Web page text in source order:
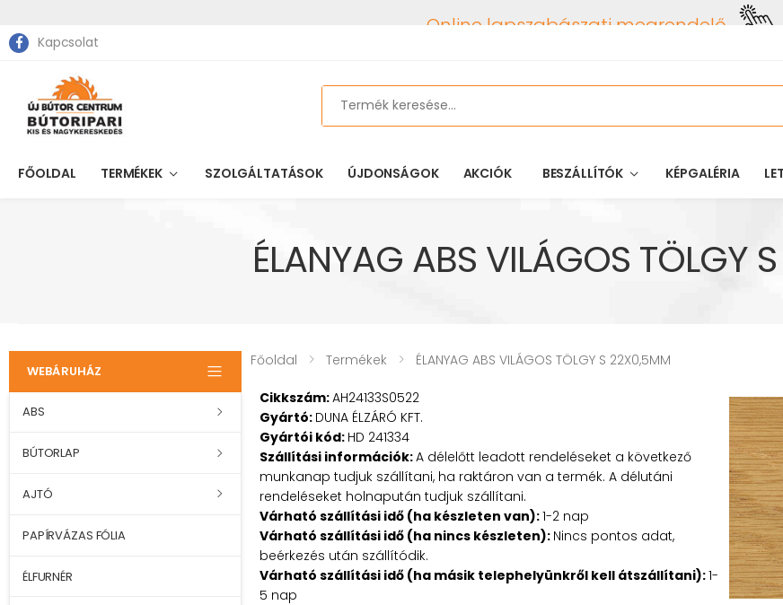
Online lapszabászati megrendelő
Kapcsolat
Search
FŐOLDAL TERMÉKEK SZOLGÁLTATÁSOK ÚJDONSÁGOK AKCIÓK BESZÁLLÍTÓK KÉPGALÉRIA
ÉLANYAG ABS VILÁGOS TÖLGY
WEBÁRUHÁZ
ABS
BÚTORLAP
AJTÓ
PAPÍRVÁZAS FÓLIA
ÉLFURNÉR
Főoldal Termékek ÉLANYAG ABS VILÁGOS TÖLGY S 22X0,5MM
Cikkszám:AH24133S0522
Gyártó: DUNA ÉLZÁRÓ KFT.
Gyártói kód: HD 241334
Szállítási információk:A délelőtt leadott rendeléseket a következő
munkanap tudjuk szállítani, ha raktáron van a termék. A délutáni
rendeléseket holnapután tudjuk szállítani.
Várható szállítási idő (ha készleten van):1-2 nap
Várható szállítási idő (ha nincs készleten): Nincs pontos adat,
beérkezés után szállítódik.
Várható szállítási idő (ha másik telephelyünkről kell átszállítani):1-
5 nap